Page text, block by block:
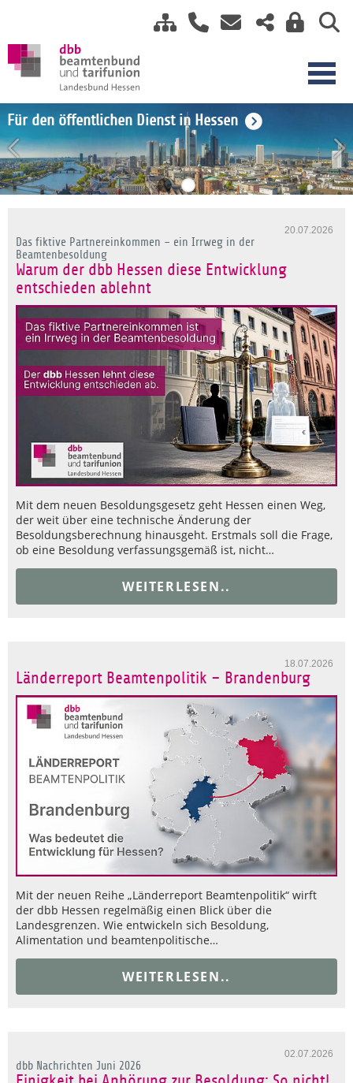
Einkommensrunde TV-H 2026
Für den öffentlichen Dienst in Hessen
20.07.2026
Das fiktive Partnereinkommen – ein Irrweg in der
Beamtenbesoldung
Warum der dbb Hessen diese Entwicklung
entschieden ablehnt
Mit dem neuen Besoldungsgesetz geht Hessen einen Weg,
der weit über eine technische Änderung der
Besoldungsberechnung hinausgeht. Erstmals soll die Frage,
ob eine Besoldung verfassungsgemäß ist, nicht…
WEITERLESEN..
18.07.2026
Länderreport Beamtenpolitik – Brandenburg
Mit der neuen Reihe „Länderreport Beamtenpolitik“ wirft
der dbb Hessen regelmäßig einen Blick über die
Landesgrenzen. Wie entwickeln sich Besoldung,
Alimentation und beamtenpolitische…
WEITERLESEN..
02.07.2026
dbb Nachrichten Juni 2026